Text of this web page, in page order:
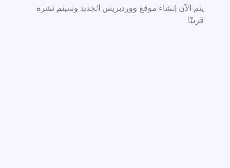
يتم الآن إنشاء موقع ووردبريس الجديد وسيتم نشره
قريبًا